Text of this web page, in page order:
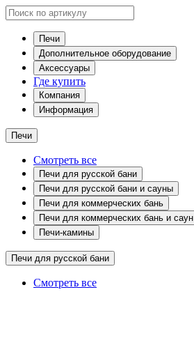
Печи
Дополнительное оборудование
Аксессуары
Где купить
Компания
Информация
Печи
Смотреть все
Печи для русской бани
Печи для русской бани и сауны
Печи для коммерческих бань
Печи для коммерческих бань и саун
Печи-камины
Печи для русской бани
Смотреть все